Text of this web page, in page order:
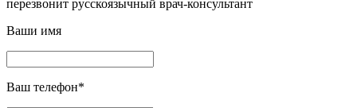
перезвонит русскоязычный врач-консультант
Ваши имя
Ваш телефон*